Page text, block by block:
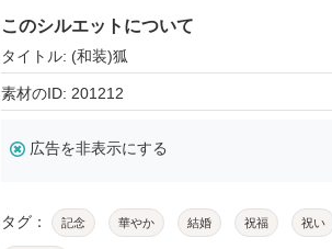
このシルエットについて
タイトル: (和装)狐
素材のID: 201212
広告を非表示にする
タグ： 記念 華やか 結婚 祝福 祝い